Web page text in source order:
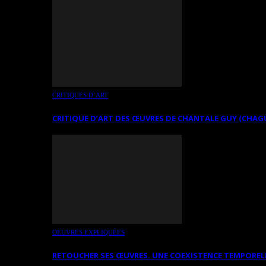
CRITIQUES D’ART
CRITIQUE D’ART DES ŒUVRES DE CHANTALE GUY
OEUVRES EXPLIQUÉES
RETOUCHER SES ŒUVRES. UNE COEXISTENCE